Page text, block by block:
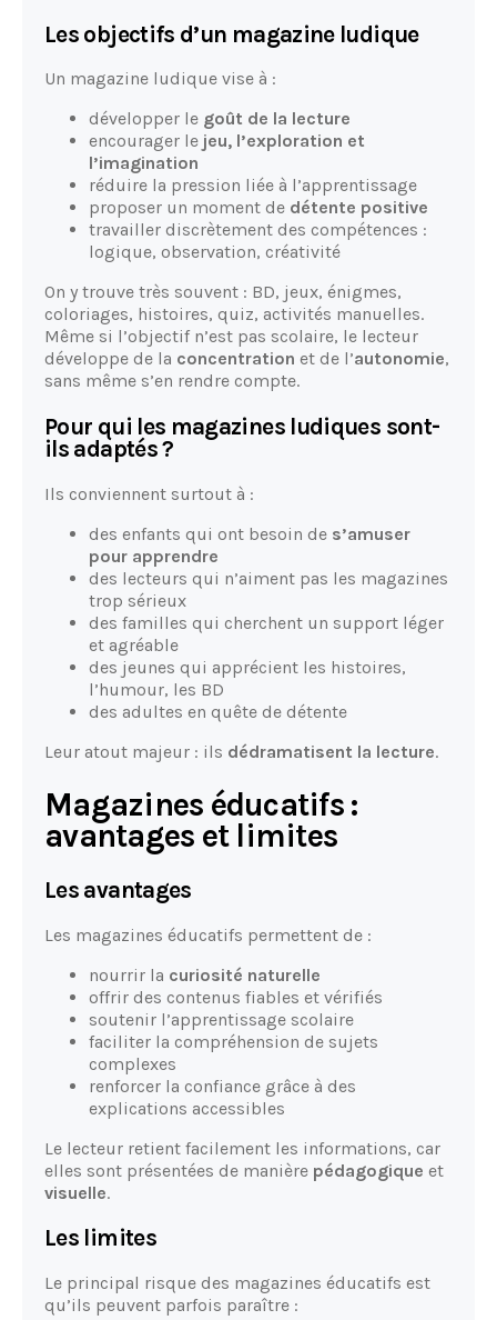
Les objectifs d’un magazine ludique
Un magazine ludique vise à :
développer le goût de la lecture
encourager le jeu, l’exploration et
l’imagination
réduire la pression liée à l’apprentissage
proposer un moment de détente positive
travailler discrètement des compétences :
logique, observation, créativité
On y trouve très souvent : BD, jeux, énigmes,
coloriages, histoires, quiz, activités manuelles.
Même si l’objectif n’est pas scolaire, le lecteur
développe de la concentration et de l’autonomie,
sans même s’en rendre compte.
Pour qui les magazines ludiques sont-
ils adaptés ?
Ils conviennent surtout à :
des enfants qui ont besoin de s’amuser
pour apprendre
des lecteurs qui n’aiment pas les magazines
trop sérieux
des familles qui cherchent un support léger
et agréable
des jeunes qui apprécient les histoires,
l’humour, les BD
des adultes en quête de détente
Leur atout majeur : ils dédramatisent la lecture.
Magazines éducatifs :
avantages et limites
Les avantages
Les magazines éducatifs permettent de :
nourrir la curiosité naturelle
offrir des contenus fiables et vérifiés
soutenir l’apprentissage scolaire
faciliter la compréhension de sujets
complexes
renforcer la confiance grâce à des
explications accessibles
Le lecteur retient facilement les informations, car
elles sont présentées de manière pédagogique et
visuelle.
Les limites
Le principal risque des magazines éducatifs est
qu’ils peuvent parfois paraître :